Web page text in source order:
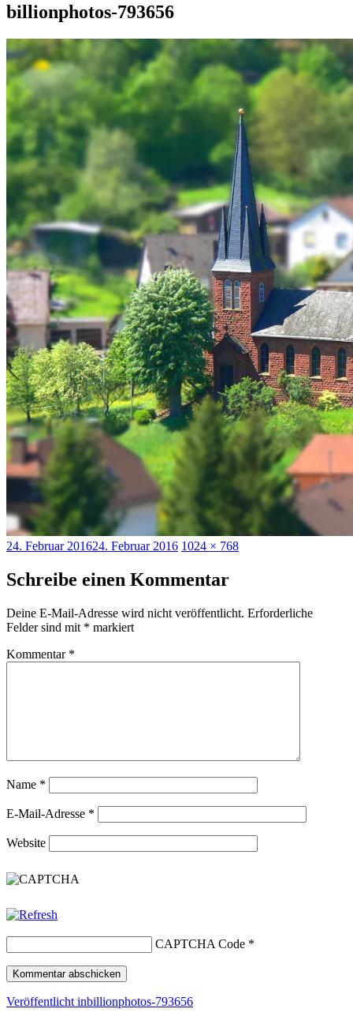
billionphotos-793656
Veröffentlicht
24. Februar 201624. Februar 2016 Originalgröße
1024 × 768
Schreibe einen Kommentar
Deine E-Mail-Adresse wird nicht veröffentlicht. Erforderliche
Felder sind mit * markiert
Kommentar *
Name *
E-Mail-Adresse *
Website
CAPTCHA Code *
Beitragsnavigation
Veröffentlicht inbillionphotos-793656